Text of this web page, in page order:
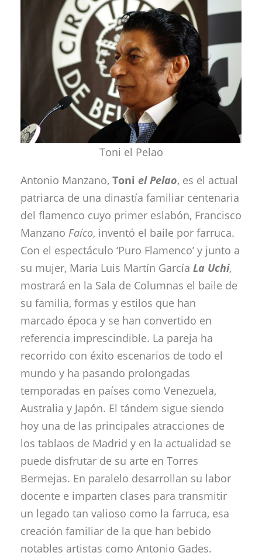
Toni el Pelao
Antonio Manzano, Toni el Pelao, es el actual
patriarca de una dinastía familiar centenaria
del flamenco cuyo primer eslabón, Francisco
Manzano Faíco, inventó el baile por farruca.
Con el espectáculo ‘Puro Flamenco’ y junto a
su mujer, María Luis Martín García La Uchi,
mostrará en la Sala de Columnas el baile de
su familia, formas y estilos que han
marcado época y se han convertido en
referencia imprescindible. La pareja ha
recorrido con éxito escenarios de todo el
mundo y ha pasando prolongadas
temporadas en países como Venezuela,
Australia y Japón. El tándem sigue siendo
hoy una de las principales atracciones de
los tablaos de Madrid y en la actualidad se
puede disfrutar de su arte en Torres
Bermejas. En paralelo desarrollan su labor
docente e imparten clases para transmitir
un legado tan valioso como la farruca, esa
creación familiar de la que han bebido
notables artistas como Antonio Gades.